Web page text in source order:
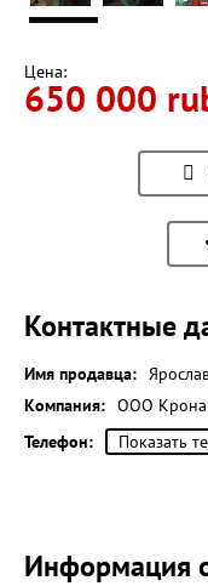
Цена:
650 000
Контактные
Имя продавца:
Компания: ООО Крона
Телефон:
Показать
Информация